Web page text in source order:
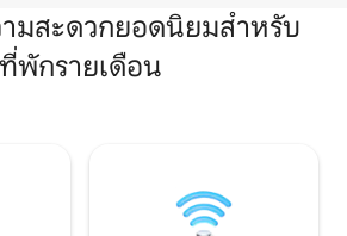
มสะดวกยอดนิยมสำหรับ
ที่พักรายเดือน